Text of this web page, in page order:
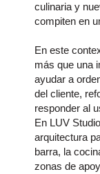
culinaria y
compiten en
En este
más que una
ayudar a
del cliente,
responder al
En LUV
arquitectura
barra, la
zonas de